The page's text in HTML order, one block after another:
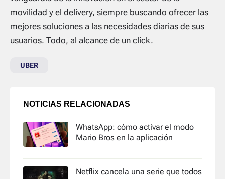
movilidad y el delivery, siempre buscando ofrecer las
mejores soluciones a las necesidades diarias de sus
usuarios. Todo, al alcance de un click.
UBER
NOTICIAS RELACIONADAS
WhatsApp: cómo activar el modo
Mario Bros en la aplicación
Netflix cancela una serie que todos